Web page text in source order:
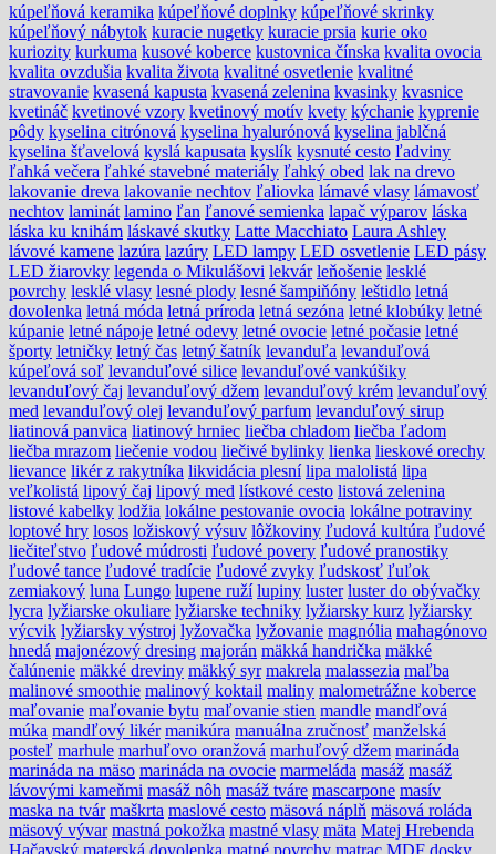
kúpeľňová keramika kúpeľňové doplnky kúpeľňové skrinky
kúpeľňový nábytok kuracie nugetky kuracie prsia kurie oko
kuriozity kurkuma kusové koberce kustovnica čínska kvalita ovocia
kvalita ovzdušia kvalita života kvalitné osvetlenie kvalitné
stravovanie kvasená kapusta kvasená zelenina kvasinky kvasnice
kvetináč kvetinové vzory kvetinový motív kvety kýchanie kyprenie
pôdy kyselina citrónová kyselina hyalurónová kyselina jablčná
kyselina šťavelová kyslá kapusata kyslík kysnuté cesto ľadviny
ľahká večera ľahké stavebné materiály ľahký obed lak na drevo
lakovanie dreva lakovanie nechtov ľaliovka lámavé vlasy lámavosť
nechtov laminát lamino ľan ľanové semienka lapač výparov láska
láska ku knihám láskavé skutky Latte Macchiato Laura Ashley
lávové kamene lazúra lazúry LED lampy LED osvetlenie LED pásy
LED žiarovky legenda o Mikulášovi lekvár leňošenie lesklé
povrchy lesklé vlasy lesné plody lesné šampiňóny leštidlo letná
dovolenka letná móda letná príroda letná sezóna letné klobúky letné
kúpanie letné nápoje letné odevy letné ovocie letné počasie letné
športy letničky letný čas letný šatník levanduľa levanduľová
kúpeľová soľ levanduľové silice levanduľové vankúšiky
levanduľový čaj levanduľový džem levanduľový krém levanduľový
med levanduľový olej levanduľový parfum levanduľový sirup
liatinová panvica liatinový hrniec liečba chladom liečba ľadom
liečba mrazom liečenie vodou liečivé bylinky lienka lieskové orechy
lievance likér z rakytníka likvidácia plesní lipa malolistá lipa
veľkolistá lipový čaj lipový med lístkové cesto listová zelenina
listové kabelky lodžia lokálne pestovanie ovocia lokálne potraviny
loptové hry losos ložiskový výsuv lôžkoviny ľudová kultúra ľudové
liečiteľstvo ľudové múdrosti ľudové povery ľudové pranostiky
ľudové tance ľudové tradície ľudové zvyky ľudskosť ľuľok
zemiakový luna Lungo lupene ruží lupiny luster luster do obývačky
lycra lyžiarske okuliare lyžiarske techniky lyžiarsky kurz lyžiarsky
výcvik lyžiarsky výstroj lyžovačka lyžovanie magnólia mahagónovo
hnedá majonézový dresing majorán mäkká handrička mäkké
čalúnenie mäkké dreviny mäkký syr makrela malassezia maľba
malinové smoothie malinový koktail maliny malometrážne koberce
maľovanie maľovanie bytu maľovanie stien mandle mandľová
múka mandľový likér manikúra manuálna zručnosť manželská
posteľ marhule marhuľovo oranžová marhuľový džem marináda
marináda na mäso marináda na ovocie marmeláda masáž masáž
lávovými kameňmi masáž nôh masáž tváre mascarpone masív
maska na tvár maškrta maslové cesto mäsová náplň mäsová roláda
mäsový vývar mastná pokožka mastné vlasy mäta Matej Hrebenda